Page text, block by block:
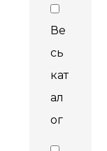
Ве
сь
кат
ал
ог